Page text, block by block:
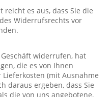
es aus, dass Sie die
Widerrufsrechts vor
widerrufen, hat
die es von Ihnen
(mit Ausnahme
daraus ergeben, dass Sie
die von uns angebotene,